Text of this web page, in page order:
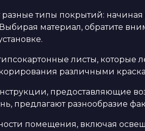
типы покрытий:
материал, обратите
листы, которые
различными
предоставляющие
предлагают разнообразие
помещения, включая